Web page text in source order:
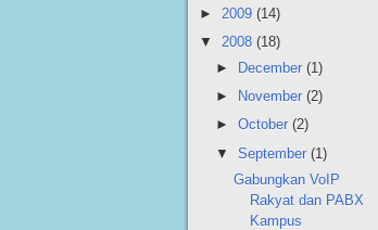
► 2009 (14)
▼ 2008 (18)
►
December (1)
►
November (2)
► October (2)
▼ September (1)
Gabungkan VoIP
Rakyat dan PABX
Kampus